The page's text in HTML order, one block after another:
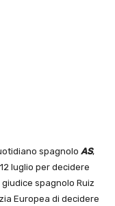
spagnolo AS,
luglio per decidere
spagnolo Ruiz
Europea di decidere